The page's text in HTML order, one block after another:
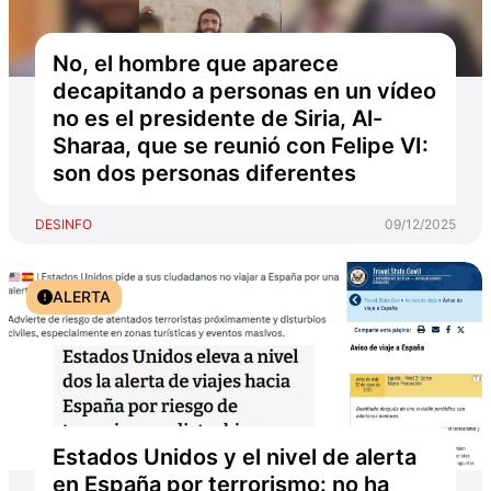
No, el hombre que aparece
decapitando a personas en un vídeo
no es el presidente de Siria, Al-
Sharaa, que se reunió con Felipe VI:
son dos personas diferentes
DESINFO 09/12/2025
ALERTA
Estados Unidos y el nivel de alerta
en España por terrorismo: no ha